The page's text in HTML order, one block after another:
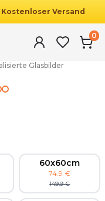
Kostenloser Versand
0
Glasbilder
60x60cm
74.9 €
149.9 €